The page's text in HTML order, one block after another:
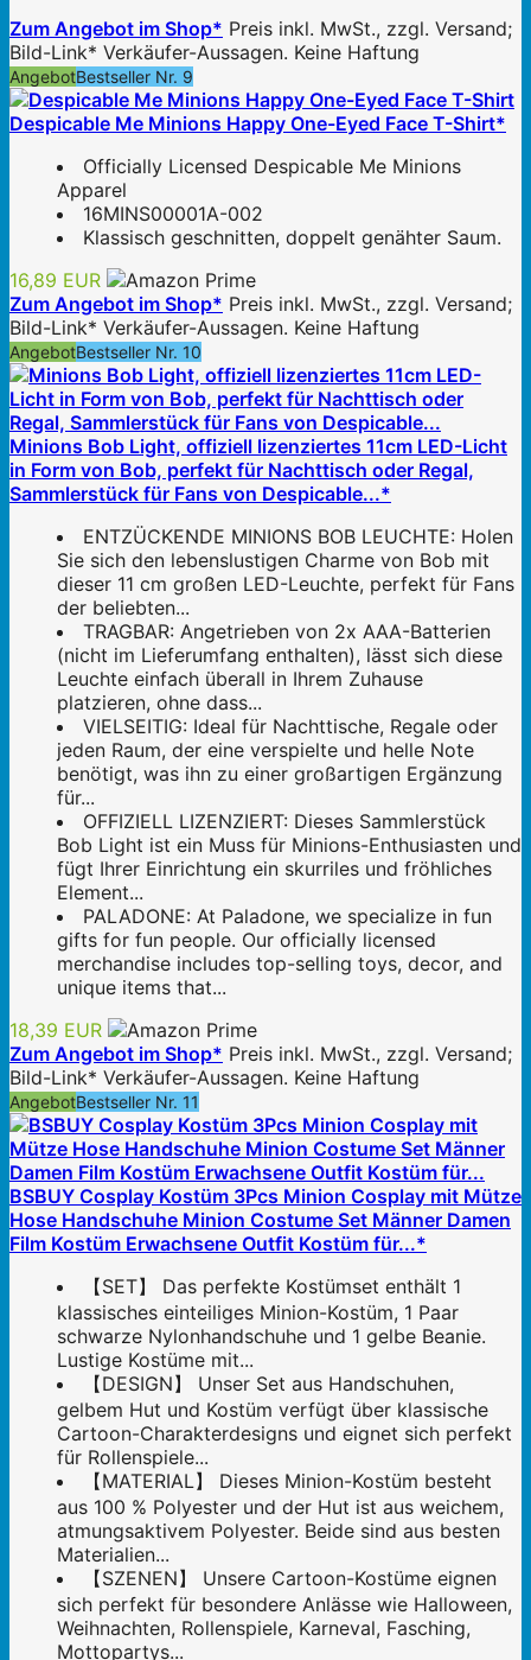
Zum Angebot im Shop* Preis inkl. MwSt., zzgl. Versand;
Bild-Link* Verkäufer-Aussagen. Keine Haftung
AngebotBestseller Nr. 9
Despicable Me Minions Happy One-Eyed Face T-Shirt*
Officially Licensed Despicable Me Minions
Apparel
16MINS00001A-002
Klassisch geschnitten, doppelt genähter Saum.
16,89 EUR
Zum Angebot im Shop* Preis inkl. MwSt., zzgl. Versand;
Bild-Link* Verkäufer-Aussagen. Keine Haftung
AngebotBestseller Nr. 10
Minions Bob Light, offiziell lizenziertes 11cm LED-Licht
in Form von Bob, perfekt für Nachttisch oder Regal,
Sammlerstück für Fans von Despicable...*
ENTZÜCKENDE MINIONS BOB LEUCHTE: Holen
Sie sich den lebenslustigen Charme von Bob mit
dieser 11 cm großen LED-Leuchte, perfekt für Fans
der beliebten...
TRAGBAR: Angetrieben von 2x AAA-Batterien
(nicht im Lieferumfang enthalten), lässt sich diese
Leuchte einfach überall in Ihrem Zuhause
platzieren, ohne dass...
VIELSEITIG: Ideal für Nachttische, Regale oder
jeden Raum, der eine verspielte und helle Note
benötigt, was ihn zu einer großartigen Ergänzung
für...
OFFIZIELL LIZENZIERT: Dieses Sammlerstück
Bob Light ist ein Muss für Minions-Enthusiasten und
fügt Ihrer Einrichtung ein skurriles und fröhliches
Element...
PALADONE: At Paladone, we specialize in fun
gifts for fun people. Our officially licensed
merchandise includes top-selling toys, decor, and
unique items that...
18,39 EUR
Zum Angebot im Shop* Preis inkl. MwSt., zzgl. Versand;
Bild-Link* Verkäufer-Aussagen. Keine Haftung
AngebotBestseller Nr. 11
BSBUY Cosplay Kostüm 3Pcs Minion Cosplay mit Mütze
Hose Handschuhe Minion Costume Set Männer Damen
Film Kostüm Erwachsene Outfit Kostüm für...*
【SET】 Das perfekte Kostümset enthält 1
klassisches einteiliges Minion-Kostüm, 1 Paar
schwarze Nylonhandschuhe und 1 gelbe Beanie.
Lustige Kostüme mit...
【DESIGN】 Unser Set aus Handschuhen,
gelbem Hut und Kostüm verfügt über klassische
Cartoon-Charakterdesigns und eignet sich perfekt
für Rollenspiele...
【MATERIAL】 Dieses Minion-Kostüm besteht
aus 100 % Polyester und der Hut ist aus weichem,
atmungsaktivem Polyester. Beide sind aus besten
Materialien...
【SZENEN】 Unsere Cartoon-Kostüme eignen
sich perfekt für besondere Anlässe wie Halloween,
Weihnachten, Rollenspiele, Karneval, Fasching,
Mottopartys...